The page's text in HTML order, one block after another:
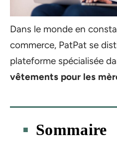
Dans le monde en
commerce, PatPat se
plateforme spécialisée
vêtements pour les
Sommaire